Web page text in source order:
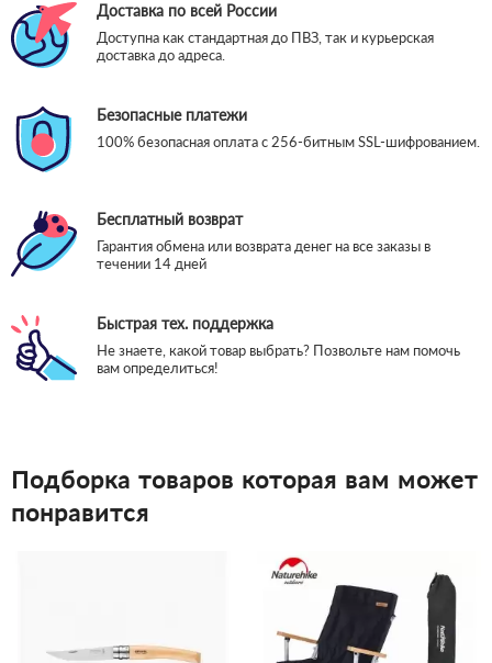
Доставка по всей России
Доступна как стандартная до ПВЗ, так и курьерская
доставка до адреса.
Безопасные платежи
100% безопасная оплата с 256-битным SSL-шифрованием.
Бесплатный возврат
Гарантия обмена или возврата денег на все заказы в
течении 14 дней
Быстрая тех. поддержка
Не знаете, какой товар выбрать? Позвольте нам помочь
вам определиться!
Подборка товаров которая вам может
понравится